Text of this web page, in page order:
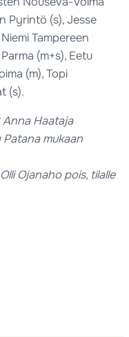
Pyrintö (s), Jesse
Tampereen
(m+s), Eetu
(m), Topi
(s).
Anna Haataja
mukaan
Ojanaho pois, tilalle